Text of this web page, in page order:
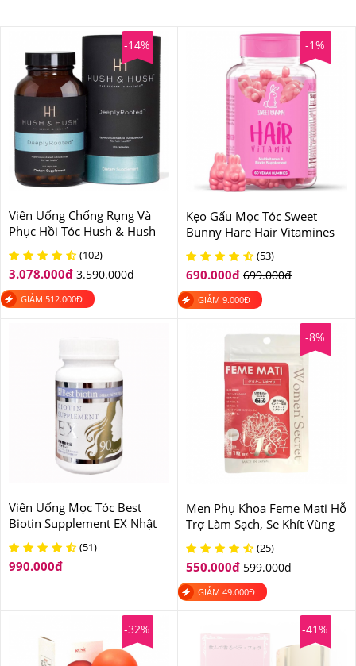
-14%
Viên Uống Chống Rụng Và
Phục Hồi Tóc Hush & Hush
DeeplyRooted 120 Viên
(102)
3.078.000đ 3.590.000đ
GIẢM 512.000Đ
-1%
Kẹo Gấu Mọc Tóc Sweet
Bunny Hare Hair Vitamines
60 Viên Màu Hồng
(53)
690.000đ 699.000đ
GIẢM 9.000Đ
Viên Uống Mọc Tóc Best
Biotin Supplement EX Nhật
Bản Hộp 90 Viên
(51)
990.000đ
-8%
Men Phụ Khoa Feme Mati Hỗ
Trợ Làm Sạch, Se Khít Vùng
Kín 30 Viên
(25)
550.000đ 599.000đ
GIẢM 49.000Đ
-32% -41%